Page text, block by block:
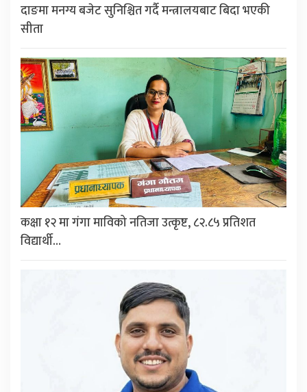
दाङमा मनग्य बजेट सुनिश्चित गर्दै मन्त्रालयबाट बिदा भएकी
सीता
कक्षा १२ मा गंगा माविको नतिजा उत्कृष्ट, ८२.८५ प्रतिशत
विद्यार्थी…